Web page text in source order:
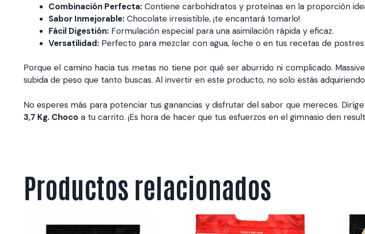
Combinación Perfecta: Contiene carbohidratos y proteínas en la proporción
Sabor Inmejorable: Chocolate irresistible, ¡te encantará tomarlo!
Fácil Digestión: Formulación especial para una asimilación rápida y eficaz.
Versatilidad: Perfecto para mezclar con agua, leche o en tus recetas de postres
Porque el camino hacia tus metas no tiene por qué ser aburrido ni complicado.
subida de peso que tanto buscas. Al invertir en este producto, no solo estás
No esperes más para potenciar tus ganancias y disfrutar del sabor que mereces.
3,7 Kg. Choco a tu carrito. ¡Es hora de hacer que tus esfuerzos en el gimnasio den
Productos relacionados